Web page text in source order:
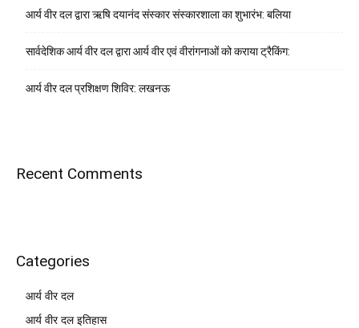
आर्य वीर दल द्वारा ऋषि दयानंद संस्कार संस्कारशाला का शुभारंभ: बलिया
सार्वदेशिक आर्य वीर दल द्वारा आर्य वीर एवं वीरांगनाओं को कराया ट्रैकिंग:
आर्य वीर दल प्रशिक्षण शिविर: लखनऊ
Recent Comments
Categories
आर्य वीर दल
आर्य वीर दल इतिहास